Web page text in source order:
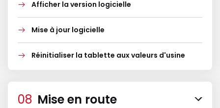
Afficher la version logicielle
Mise à jour logicielle
Réinitialiser la tablette aux valeurs d'usine
Mise en route